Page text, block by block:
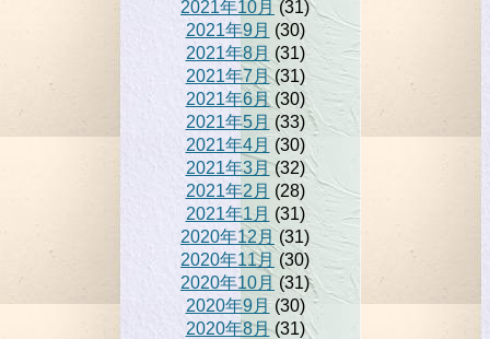
2021年10月 (31)
2021年9月 (30)
2021年8月 (31)
2021年7月(31)
2021年6月(30)
2021年5月 (33)
2021年4月 (30)
2021年3月(32)
2021年2月 (28)
2021年1月 (31)
2020年12月 (31)
2020年11月(30)
2020年10月 (31)
2020年9月(30)
2020年8月(31)